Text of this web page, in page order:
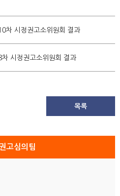
차 시정권고소위원회 결과
시정권고소위원회 결과
목록
고심의팀